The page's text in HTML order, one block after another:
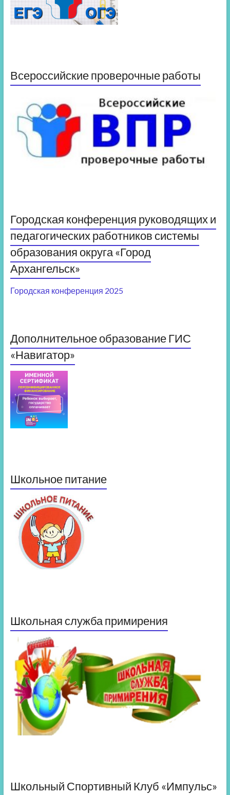
Всероссийские проверочные работы
Городская конференция руководящих и
педагогических работников системы
образования округа «Город
Архангельск»
Городская конференция 2025
Дополнительное образование ГИС
«Навигатор»
Школьное питание
Школьная служба примирения
Школьный Спортивный Клуб «Импульс»